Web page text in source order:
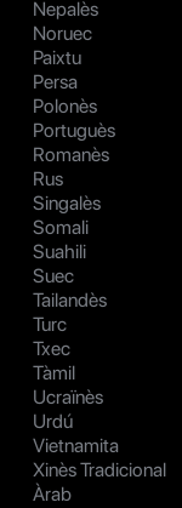
Nepalès
Noruec
Paixtu
Persa
Polonès
Portuguès
Romanès
Rus
Singalès
Somali
Suahili
Suec
Tailandès
Turc
Txec
Tàmil
Ucraïnès
Urdú
Vietnamita
Xinès Tradicional
Àrab